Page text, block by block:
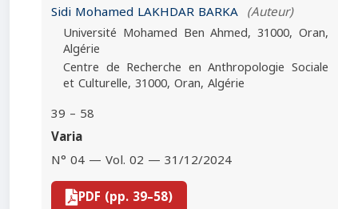
Sidi Mohamed LAKHDAR BARKA (Auteur)
Université Mohamed Ben Ahmed, 31000, Oran,
Algérie
Centre de Recherche en Anthropologie Sociale
et Culturelle, 31000, Oran, Algérie
39 – 58
Varia
N° 04 — Vol. 02 — 31/12/2024
PDF (pp. 39–58)